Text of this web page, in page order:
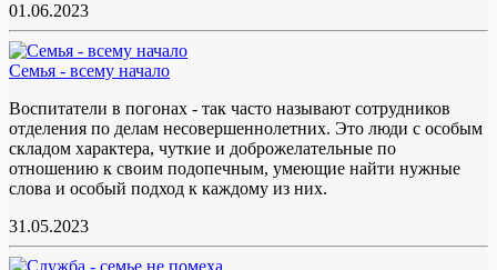
01.06.2023
Семья - всему начало
Воспитатели в погонах - так часто называют сотрудников
отделения по делам несовершеннолетних. Это люди с особым
складом характера, чуткие и доброжелательные по
отношению к своим подопечным, умеющие найти нужные
слова и особый подход к каждому из них.
31.05.2023